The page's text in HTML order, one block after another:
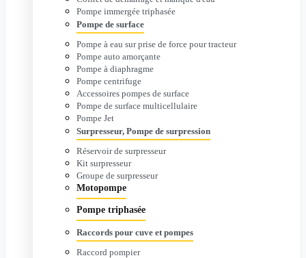
Pompe immergée triphasée
Pompe de surface
Pompe à eau sur prise de force pour tracteur
Pompe auto amorçante
Pompe à diaphragme
Pompe centrifuge
Accessoires pompes de surface
Pompe de surface multicellulaire
Pompe Jet
Surpresseur, Pompe de surpression
Réservoir de surpresseur
Kit surpresseur
Groupe de surpresseur
Motopompe
Pompe triphasée
Raccords pour cuve et pompes
Raccord pompier